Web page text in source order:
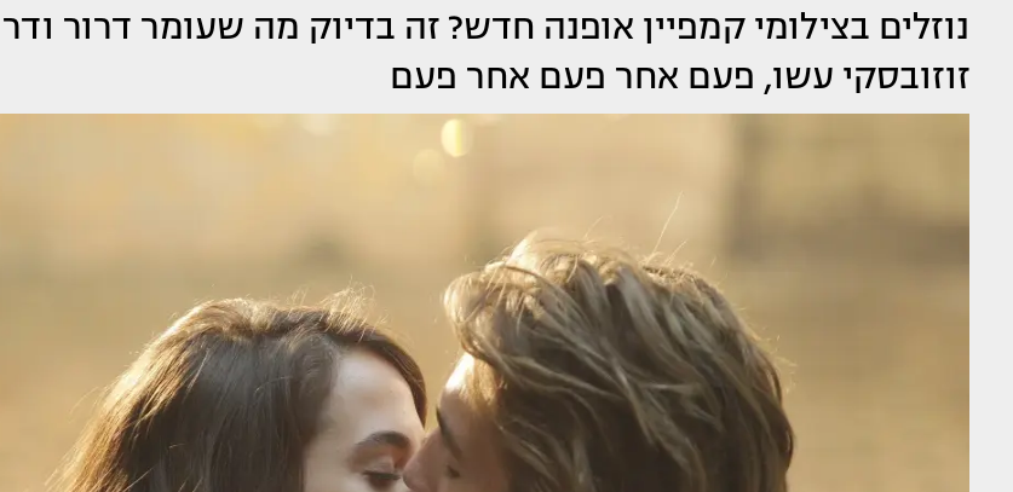
נוזלים בצילומי קמפיין אופנה חדש? זה בדיוק מה שעומר דרור ודר
זוזובסקי עשו, פעם אחר פעם אחר פעם